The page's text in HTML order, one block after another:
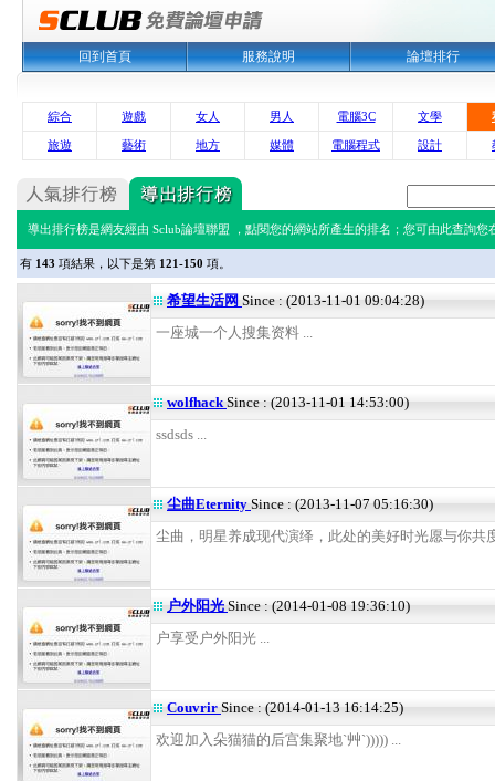
回到首頁 服務說明 論壇排行
綜合 遊戲 女人 男人 電腦3C 文學
旅遊 藝術 地方 媒體 電腦程式 設計
導出排行榜是網友經由 Sclub論壇聯盟 ，點閱您的網站所產生的排名；您可由此查詢您
有 143 項結果，以下是第 121-150 項。
希望生活网 Since : (2013-11-01 09:04:28)
一座城一个人搜集资料 ...
wolfhackSince : (2013-11-01 14:53:00)
ssdsds ...
尘曲Eternity Since : (2013-11-07 05:16:30)
尘曲，明星养成现代演绎，此处的美好时光愿与你共
户外阳光Since : (2014-01-08 19:36:10)
户享受户外阳光 ...
Couvrir Since : (2014-01-13 16:14:25)
欢迎加入朵猫猫的后宫集聚地`艸`))))) ...